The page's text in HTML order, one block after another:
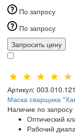
По запросу
По запросу
Запросить цену
Артикул: 003.010.121
Маска сварщика
Наличие по запросу
Оптический
Рабочий